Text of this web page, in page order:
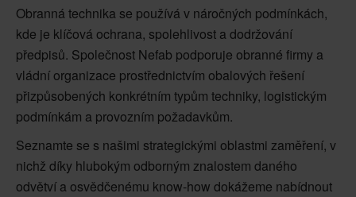
Obranná technika se používá v náročných podmínkách,
kde je klíčová ochrana, spolehlivost a dodržování
předpisů. Společnost Nefab podporuje obranné firmy a
vládní organizace prostřednictvím obalových řešení
přizpůsobených konkrétním typům techniky, logistickým
podmínkám a provozním požadavkům.
Seznamte se s našimi strategickými oblastmi zaměření, v
nichž díky hlubokým odborným znalostem daného
odvětví a osvědčenému know-how dokážeme nabídnout